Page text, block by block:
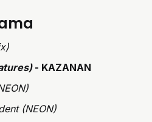
- KAZANAN
(NEON)